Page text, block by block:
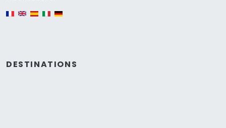
DESTINATIONS